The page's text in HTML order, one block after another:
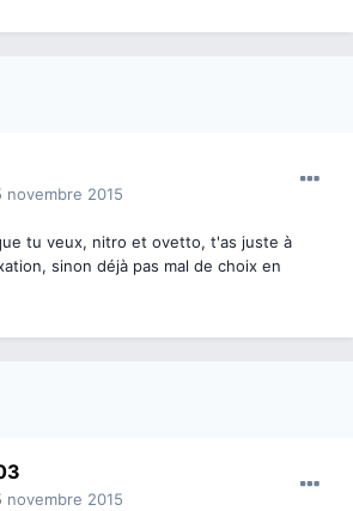
novembre 2015
tu veux, nitro et ovetto, t'as juste à
sinon déjà pas mal de choix en
novembre 2015